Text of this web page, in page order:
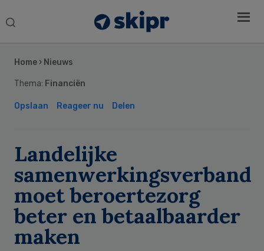
Search
Home › Nieuws
Thema: Financiën
Opslaan Reageer nu Delen
Landelijke
samenwerkingsverband
moet beroertezorg
beter en betaalbaarder
maken
Sidebar